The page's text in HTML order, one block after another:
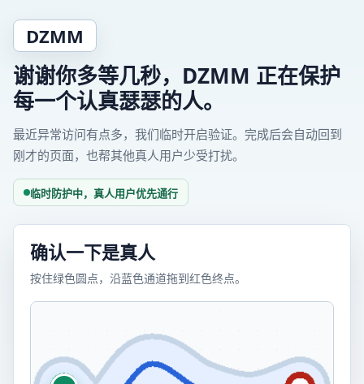
DZMM
谢谢你多等几秒，DZMM 正在保护
每一个认真瑟瑟的人。
最近异常访问有点多，我们临时开启验证。完成后会自动回到
刚才的页面，也帮其他真人用户少受打扰。
临时防护中，真人用户优先通行
确认一下是真人
按住绿色圆点，沿蓝色通道拖到红色终点。